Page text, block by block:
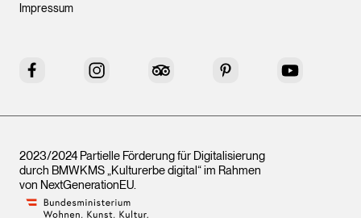
Impressum
Facebook Instagram Tripadvisor Pinterest YouTube
2023/2024 Partielle Förderung für Digitalisierung
durch BMWKMS „Kulturerbe digital“ im Rahmen
von NextGenerationEU.